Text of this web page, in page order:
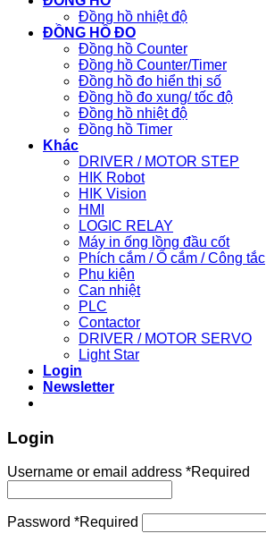
Đồng hồ nhiệt độ
ĐỒNG HỒ ĐO
Đồng hồ Counter
Đồng hồ Counter/Timer
Đồng hồ đo hiển thị số
Đồng hồ đo xung/ tốc độ
Đồng hồ nhiệt độ
Đồng hồ Timer
Khác
DRIVER / MOTOR STEP
HIK Robot
HIK Vision
HMI
LOGIC RELAY
Máy in ống lồng đầu cốt
Phích cắm / Ổ cắm / Công tắc
Phụ kiện
Can nhiệt
PLC
Contactor
DRIVER / MOTOR SERVO
Light Star
Login
Newsletter
Login
Username or email address *Required
Password *Required